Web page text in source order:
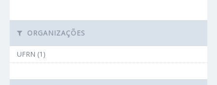
ORGANIZAÇÕES
UFRN (1)